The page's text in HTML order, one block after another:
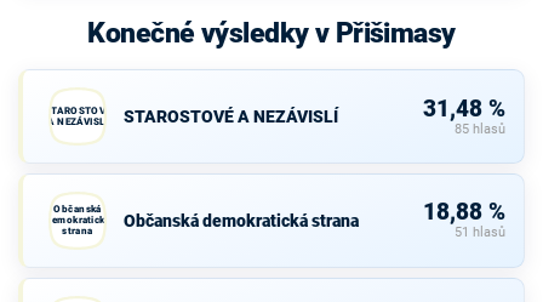
Konečné výsledky v Přišimasy
STAROSTOVÉ
A NEZÁVISLÍ
STAROSTOVÉ A NEZÁVISLÍ 31,48 %
85 hlasů
Občanská
demokratická
strana
Občanská demokratická strana 18,88 %
51 hlasů